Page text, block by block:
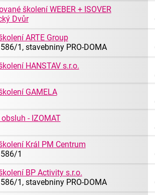
školení WEBER + ISOVER
Dvůr
ARTE Group
1, stavebniny PRO-DOMA
HANSTAV s.r.o.
GAMELA
- IZOMAT
Král PM Centrum
1
BP Activity s.r.o.
1, stavebniny PRO-DOMA